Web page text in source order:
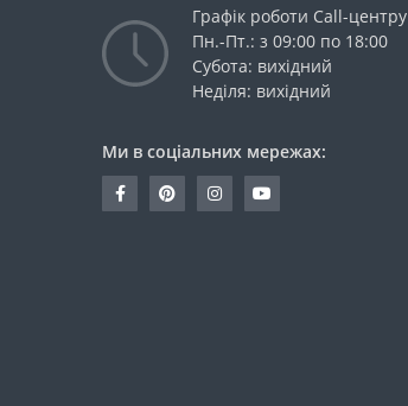
Графік роботи Call-центру
Пн.-Пт.: з 09:00 по 18:00
Субота: вихідний
Неділя: вихідний
Ми в соціальних мережах: